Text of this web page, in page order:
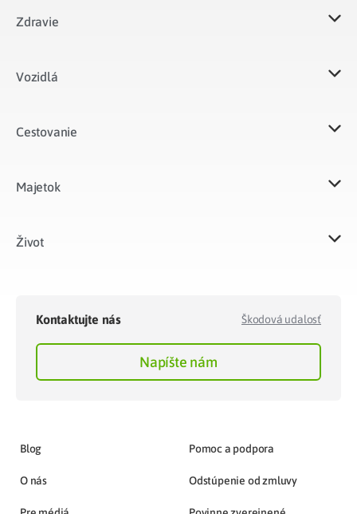
Zdravie
Vozidlá​
Cestovanie
Majetok​
Život​
Kontaktujte nás Škodová udalosť
Napíšte nám
Blog
O nás
Pomoc a podpora
Odstúpenie od zmluvy